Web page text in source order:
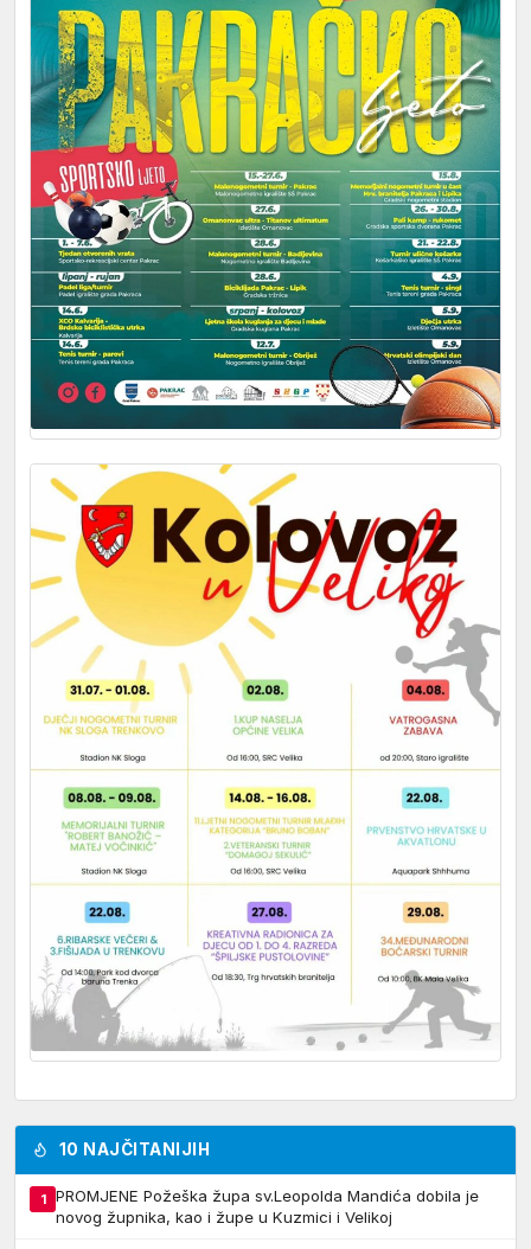
10 NAJČITANIJIH
1
PROMJENE Požeška župa sv.Leopolda Mandića dobila je
novog župnika, kao i župe u Kuzmici i Velikoj